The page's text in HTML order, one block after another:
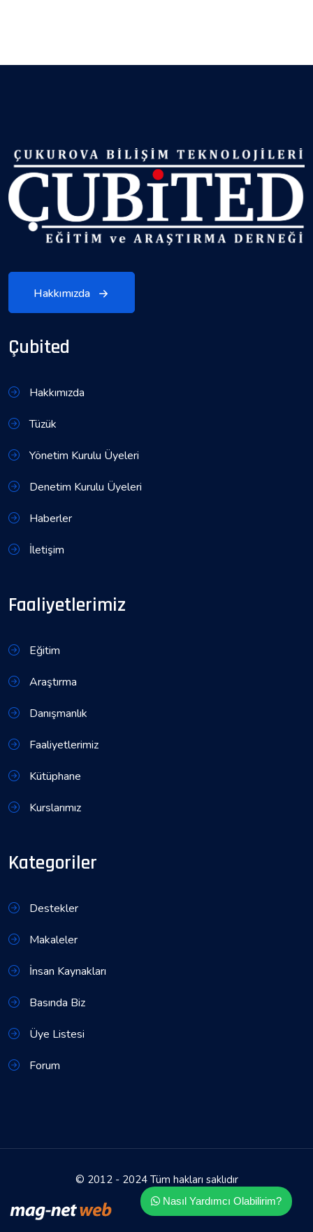
Hakkımızda
Çubited
Hakkımızda
Tüzük
Yönetim Kurulu Üyeleri
Denetim Kurulu Üyeleri
Haberler
İletişim
Faaliyetlerimiz
Eğitim
Araştırma
Danışmanlık
Faaliyetlerimiz
Kütüphane
Kurslarımız
Kategoriler
Destekler
Makaleler
İnsan Kaynakları
Basında Biz
Üye Listesi
Forum
© 2012 - 2024 Tüm hakları saklıdır
Nasıl Yardımcı Olabilirim?